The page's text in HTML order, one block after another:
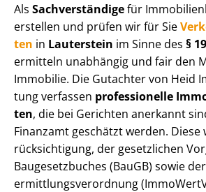
Als Sachverständigefür
erstellen und prüfen wir für Sie
ten in Lauterstein im Sinne des §
ermitteln unabhängig und fair den
Immobilie. Die Gutachter von Heid
tung verfassen professionelle
ten, die bei Gerichten anerkannt
Finanzamt geschätzt werden.
rück­sich­ti­gung, der gesetzlichen
Baugesetzbuches (BauGB) sowie
ermitt­lungs­ver­ord­nung